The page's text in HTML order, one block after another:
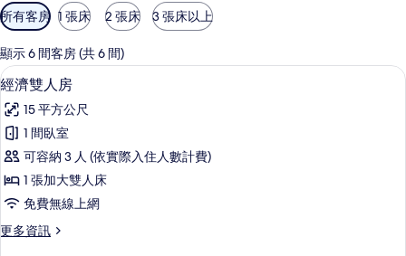
可
用
的
客
房
篩
選
條
所有客房 1 張床 2 張床 3 張床以上
顯示 6 間客房 (共 6 間)
顯
示
經
濟
雙
人
的
經濟雙人房 | 客房內保險箱、書桌、
5
經濟雙人房
15 平方公尺
1 間臥室
可容納 3 人 (依實際入住人數計費)
1 張加大雙人床
免費無線上網
更多資訊
更